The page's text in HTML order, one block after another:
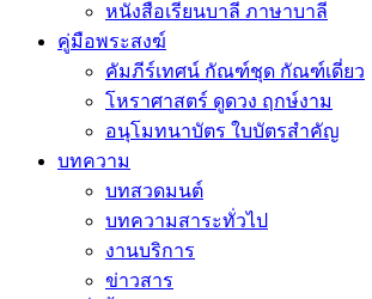
หนังสือเรียนบาลี ภาษาบาลี
คู่มือพระสงฆ์
คัมภีร์เทศน์ กัณฑ์ชุด กัณฑ์เดี่ยว
โหราศาสตร์ ดูดวง ฤกษ์งาม
อนุโมทนาบัตร ใบบัตรสำคัญ
บทความ
บทสวดมนต์
บทความสาระทั่วไป
งานบริการ
ข่าวสาร